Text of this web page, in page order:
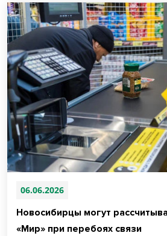
06.06.2026
Новосибирцы могут
«Мир» при перебоях связи